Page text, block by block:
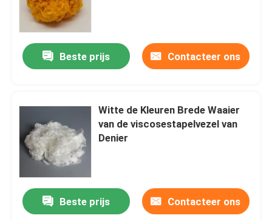
Beste prijs Contacteer ons
Witte de Kleuren Brede Waaier
van de viscosestapelvezel van
Denier
Beste prijs Contacteer ons